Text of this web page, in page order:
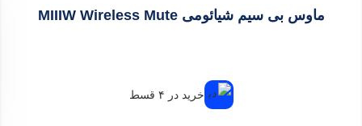
ماوس بی سیم شیائومی MIIIW Wireless Mute
خرید در ۴ قسط